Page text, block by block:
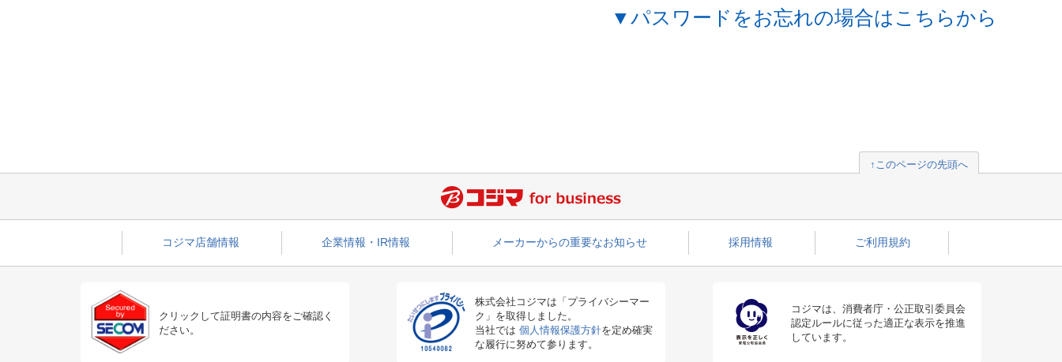
▼パスワードをお忘れの場合はこちらから
↑このページの先頭へ
コジマ店舗情報 企業情報・IR情報 メーカーからの重要なお知らせ 採用情報 ご利用規約
クリックして証明書の内容をご確認く
ださい。
株式会社コジマは「プライバシーマー
ク」を取得しました。
当社では 個人情報保護方針を定め確実
な履行に努めて参ります。
コジマは、消費者庁・公正取引委員会
認定ルールに従った適正な表示を推進
しています。